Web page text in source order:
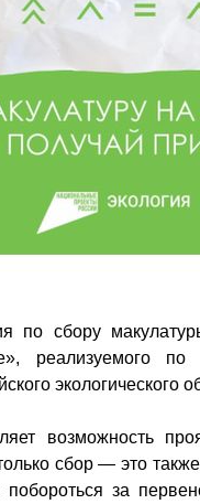
по сбору
реализуемого
возможность
сбор — это
за